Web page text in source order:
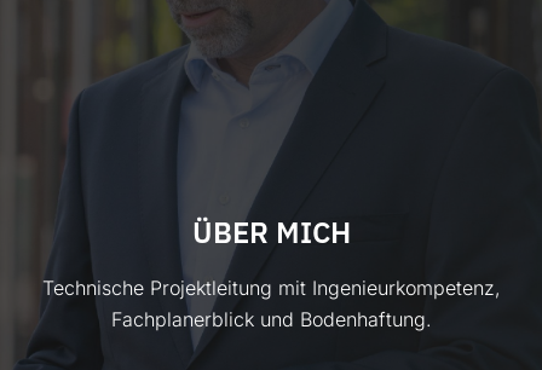
ÜBER MICH
Technische Projektleitung mit Ingenieurkompetenz,
Fachplanerblick und Bodenhaftung.